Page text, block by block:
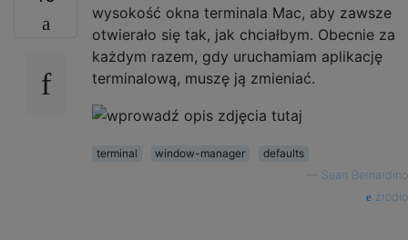
wysokość okna terminala Mac, aby zawsze
otwierało się tak, jak chciałbym. Obecnie za
każdym razem, gdy uruchamiam aplikację
terminalową, muszę ją zmieniać.
terminal window-manager
defaults
Sean Bernardino
źródło